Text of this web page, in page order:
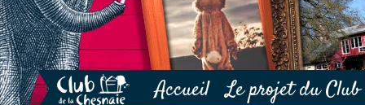
Accueil Le projet du Club